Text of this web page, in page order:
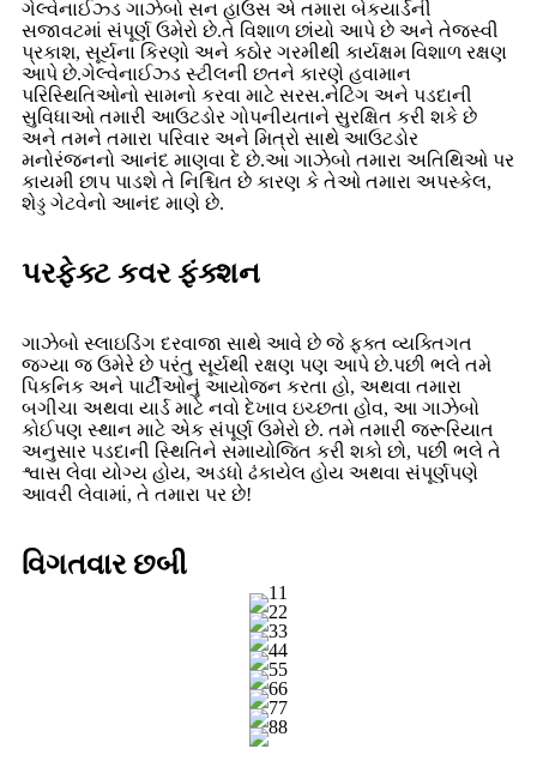
ગેલ્વેનાઈઝ્ડ ગાઝેબો સન હાઉસ એ તમારા બેકયાર્ડની
સજાવટમાં સંપૂર્ણ ઉમેરો છે.તે વિશાળ છાંયો આપે છે અને તેજસ્વી
પ્રકાશ, સૂર્યના કિરણો અને કઠોર ગરમીથી કાર્યક્ષમ વિશાળ રક્ષણ
આપે છે.ગેલ્વેનાઈઝ્ડ સ્ટીલની છતને કારણે હવામાન
પરિસ્થિતિઓનો સામનો કરવા માટે સરસ.નેટિંગ અને પડદાની
સુવિધાઓ તમારી આઉટડોર ગોપનીયતાને સુરક્ષિત કરી શકે છે
અને તમને તમારા પરિવાર અને મિત્રો સાથે આઉટડોર
મનોરંજનનો આનંદ માણવા દે છે.આ ગાઝેબો તમારા અતિથિઓ પર
કાયમી છાપ પાડશે તે નિશ્ચિત છે કારણ કે તેઓ તમારા અપસ્કેલ,
શેડ્ડ ગેટવેનો આનંદ માણે છે.
પરફેક્ટ કવર ફંક્શન
ગાઝેબો સ્લાઇડિંગ દરવાજા સાથે આવે છે જે ફક્ત વ્યક્તિગત
જગ્યા જ ઉમેરે છે પરંતુ સૂર્યથી રક્ષણ પણ આપે છે.પછી ભલે તમે
પિકનિક અને પાર્ટીઓનું આયોજન કરતા હો, અથવા તમારા
બગીચા અથવા યાર્ડ માટે નવો દેખાવ ઇચ્છતા હોવ, આ ગાઝેબો
કોઈપણ સ્થાન માટે એક સંપૂર્ણ ઉમેરો છે. તમે તમારી જરૂરિયાત
અનુસાર પડદાની સ્થિતિને સમાયોજિત કરી શકો છો, પછી ભલે તે
શ્વાસ લેવા યોગ્ય હોય, અડધો ઢંકાયેલ હોય અથવા સંપૂર્ણપણે
આવરી લેવામાં, તે તમારા પર છે!
વિગતવાર છબી